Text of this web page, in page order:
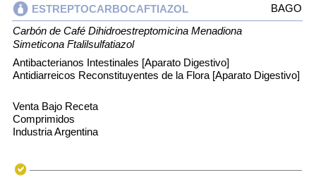
ESTREPTOCARBOCAFTIAZOL
BAGO
Carbón de Café Dihidroestreptomicina Menadiona
Simeticona Ftalilsulfatiazol
Antibacterianos Intestinales [Aparato Digestivo]
Antidiarreicos Reconstituyentes de la Flora [Aparato Digestivo]
Venta Bajo Receta
Comprimidos
Industria Argentina